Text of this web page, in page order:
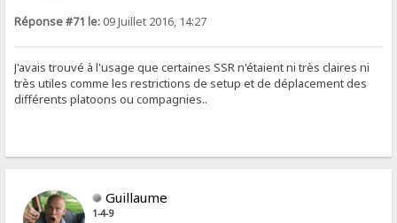
Réponse #71 le: 09 Juillet 2016, 14:27
J'avais trouvé à l'usage que certaines SSR n'étaient ni très claires ni
très utiles comme les restrictions de setup et de déplacement des
différents platoons ou compagnies..
Guillaume
1-4-9